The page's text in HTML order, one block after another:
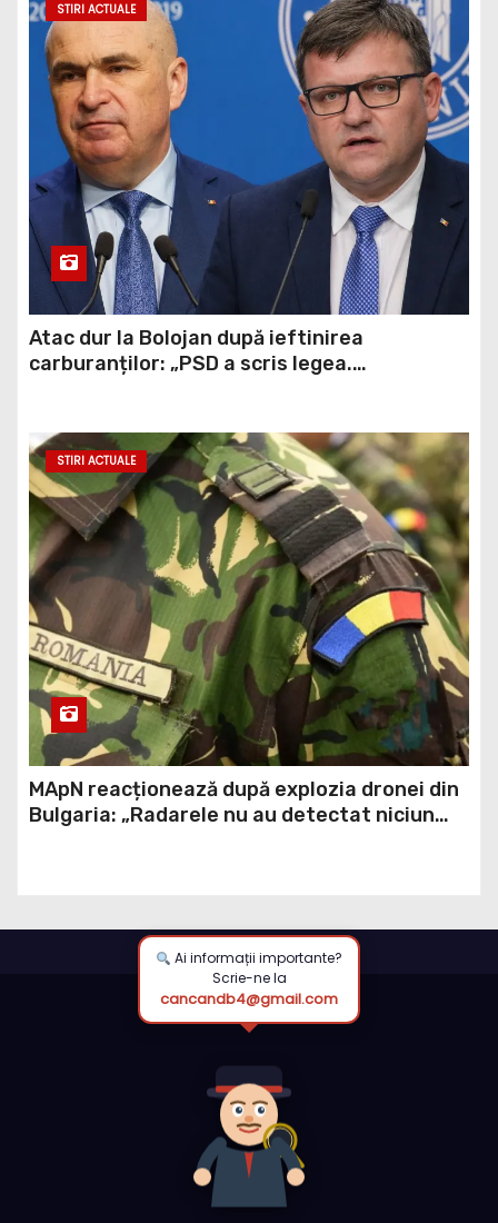
STIRI ACTUALE
Atac dur la Bolojan după ieftinirea
carburanților: „PSD a scris legea.
STIRI ACTUALE
MApN reacționează după explozia dronei din
Bulgaria: „Radarele nu au detectat niciun
Ai informații importante?
Scrie-ne la
cancandb4@gmail.com